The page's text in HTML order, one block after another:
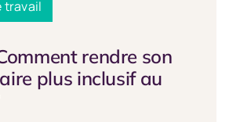
travail
rendre son
plus inclusif au